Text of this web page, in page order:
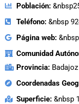
Población:
Teléfono:&nbsp
Página web:
Comunidad
Provincia:Badajoz
Coordenadas
Superficie:&nbsp